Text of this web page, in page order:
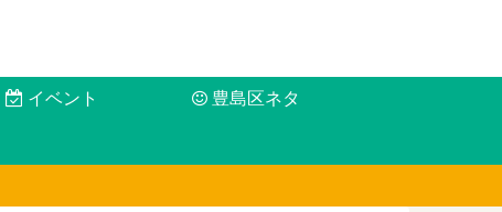
イベント 豊島区ネタ